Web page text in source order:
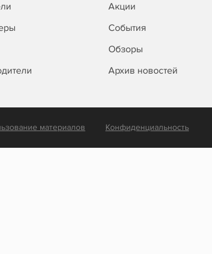
Акции
События
Обзоры
Архив новостей
материалов Конфиденциальность